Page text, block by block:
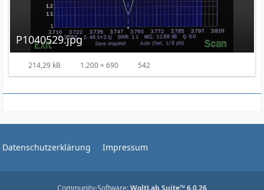
P1040529.jpg
214,29 kB 1.200 × 690 542
Datenschutzerklärung Impressum
Community-Software:WoltLab Suite™ 6.0.26